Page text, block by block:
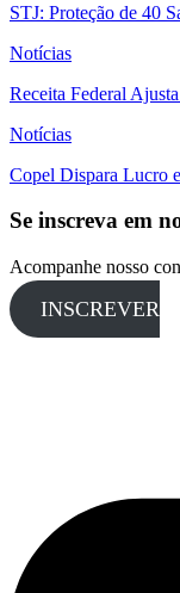
STJ: Proteção de 40
Notícias
Receita Federal
Notícias
Copel Dispara Lucro
Se inscreva em
Acompanhe nosso
INSCREVER